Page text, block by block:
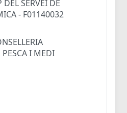
DEL SERVEI DE
- F01140032
I MEDI